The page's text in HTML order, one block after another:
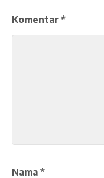
Komentar *
Nama *